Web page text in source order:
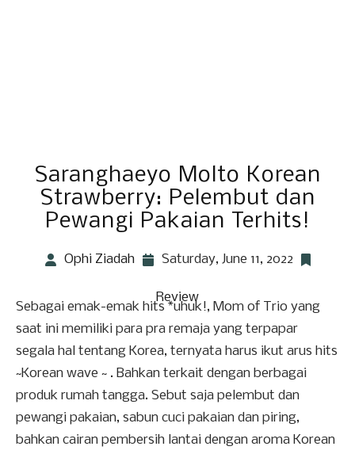
Saranghaeyo Molto Korean
Strawberry: Pelembut dan
Pewangi Pakaian Terhits!
Ophi Ziadah Saturday, June 11, 2022
Review
Sebagai emak-emak hits *uhuk!, Mom of Trio yang
saat ini memiliki para pra remaja yang terpapar
segala hal tentang Korea, ternyata harus ikut arus hits
~Korean wave ~ . Bahkan terkait dengan berbagai
produk rumah tangga. Sebut saja pelembut dan
pewangi pakaian, sabun cuci pakaian dan piring,
bahkan cairan pembersih lantai dengan aroma Korean